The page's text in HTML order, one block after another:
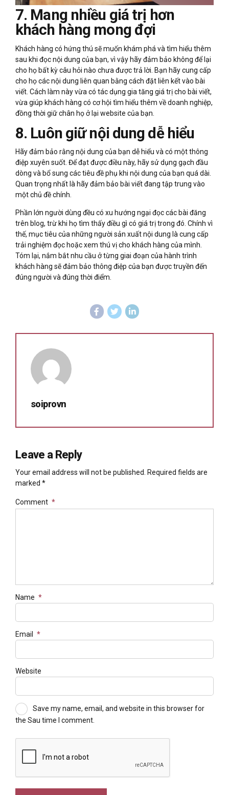
7. Mang nhiều giá trị hơn
khách hàng mong đợi
Khách hàng có hứng thú sẽ muốn khám phá và tìm hiểu thêm
sau khi đọc nội dung của bạn, vì vậy hãy đảm bảo không để lại
cho họ bất kỳ câu hỏi nào chưa được trả lời. Bạn hãy cung cấp
cho họ các nội dung liên quan bằng cách đặt liên kết vào bài
viết. Cách làm này vừa có tác dụng gia tăng giá trị cho bài viết,
vừa giúp khách hàng có cơ hội tìm hiểu thêm về doanh nghiệp,
đồng thời giữ chân họ ở lại website của bạn.
8. Luôn giữ nội dung dễ hiểu
Hãy đảm bảo rằng nội dung của bạn dễ hiểu và có một thông
điệp xuyên suốt. Để đạt được điều này, hãy sử dụng gạch đầu
dòng và bổ sung các tiêu đề phụ khi nội dung của bạn quá dài.
Quan trọng nhất là hãy đảm bảo bài viết đang tập trung vào
một chủ đề chính.
Phần lớn người dùng đều có xu hướng ngại đọc các bài đăng
trên blog, trừ khi họ tìm thấy điều gì có giá trị trong đó. Chính vì
thế, mục tiêu của những người sản xuất nội dung là cung cấp
trải nghiệm đọc hoặc xem thú vị cho khách hàng của mình.
Tóm lại, nắm bắt nhu cầu ở từng giai đoạn của hành trình
khách hàng sẽ đảm bảo thông điệp của bạn được truyền đến
đúng người và đúng thời điểm.
soiprovn
Leave a Reply
Your email address will not be published. Required fields are
marked *
Comment *
Name *
Email *
Website
Save my name, email, and website in this browser for
the Sau time I comment.